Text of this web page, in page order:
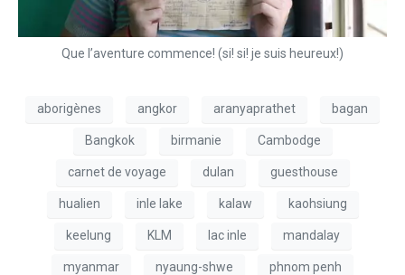
Que l’aventure commence! (si! si! je suis heureux!)
aborigènes angkor aranyaprathet bagan
Bangkok birmanie Cambodge
carnet de voyage dulan guesthouse
hualien inle lake kalaw kaohsiung
keelung KLM lac inle mandalay
myanmar nyaung-shwe phnom penh